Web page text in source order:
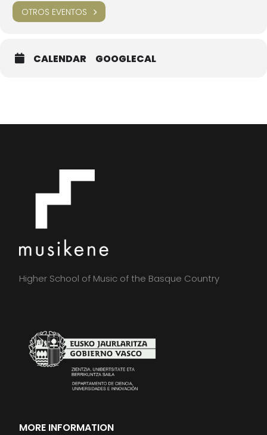
OTROS EVENTOS
CALENDAR GOOGLECAL
Higher School of Music of the Basque Country
MORE INFORMATION